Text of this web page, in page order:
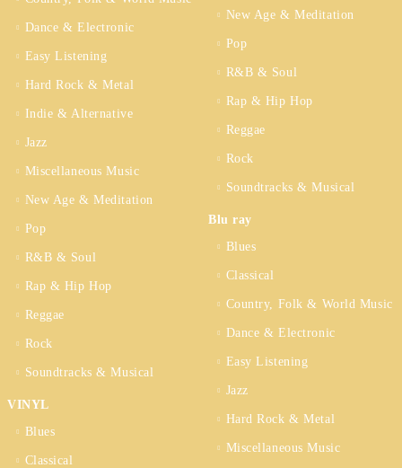
Dance & Electronic
Easy Listening
Hard Rock & Metal
Indie & Alternative
Jazz
Miscellaneous Music
New Age & Meditation
Pop
R&B & Soul
Rap & Hip Hop
Reggae
Rock
Soundtracks & Musical
VINYL
Blues
Classical
New Age & Meditation
Pop
R&B & Soul
Rap & Hip Hop
Reggae
Rock
Soundtracks & Musical
Blu ray
Blues
Classical
Country, Folk & World Music
Dance & Electronic
Easy Listening
Jazz
Hard Rock & Metal
Miscellaneous Music